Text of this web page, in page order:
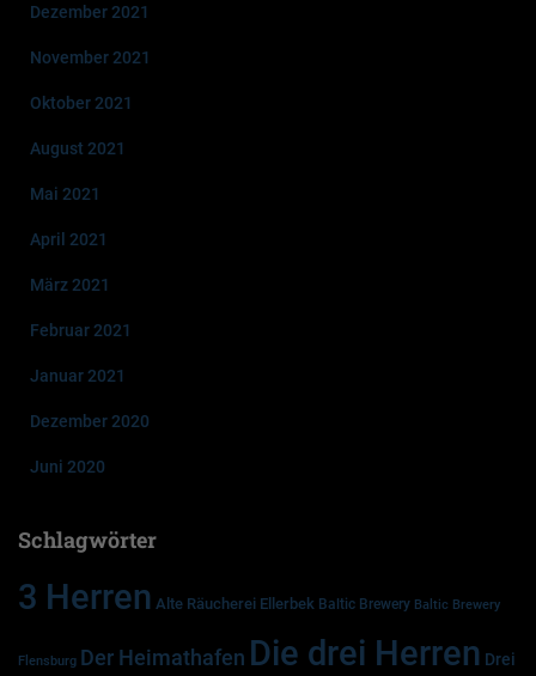
Dezember 2021
November 2021
Oktober 2021
August 2021
Mai 2021
April 2021
März 2021
Februar 2021
Januar 2021
Dezember 2020
Juni 2020
Schlagwörter
3 Herren Alte Räucherei Ellerbek Baltic Brewery Baltic Brewery
Flensburg Der Heimathafen Die drei Herren Drei